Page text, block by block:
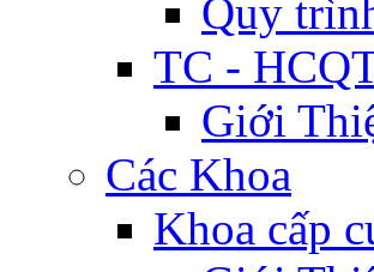
Quy
TC -
Giới
Các Khoa
Khoa cấp